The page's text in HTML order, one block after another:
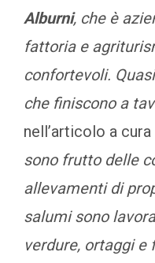
Alburni, che è
fattoria e
confortevoli.
che finiscono a
nell’articolo a
sono frutto delle
allevamenti di
salumi sono
verdure, ortaggi e